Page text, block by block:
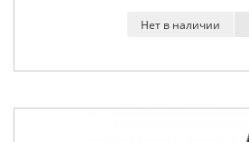
Нет в наличии